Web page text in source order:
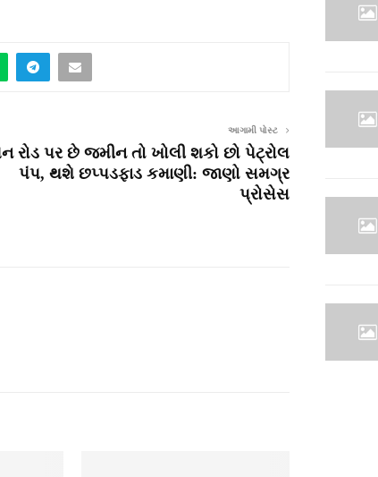
આગામી પોસ્ટ
રોડ પર છે જમીન તો ખોલી શકો છો પેટ્રોલ
પંપ, થશે છપ્પડફાડ કમાણી: જાણો સમગ્ર
પ્રોસેસ